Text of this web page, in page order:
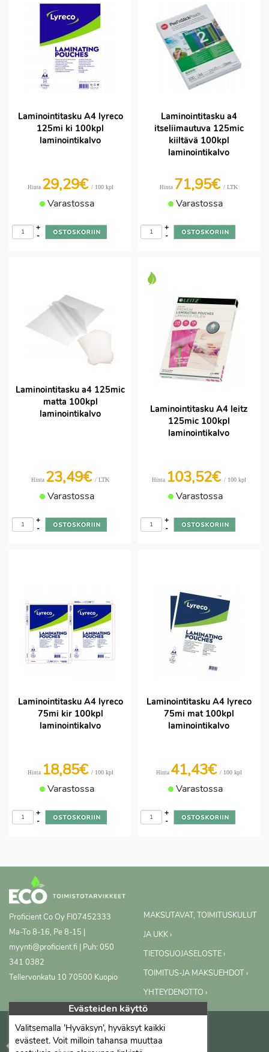
Laminointitasku A4 lyreco
125mi ki 100kpl
laminointikalvo
Hinta 29,29€ / 100 kpl
Varastossa
-
+
Laminointitasku a4
itseliimautuva 125mic
kiiltävä 100kpl
laminointikalvo
Hinta 71,95€ / LTK
Varastossa
-
+
Laminointitasku a4 125mic
matta 100kpl
laminointikalvo
Hinta 23,49€ / LTK
Varastossa
-
+
Laminointitasku A4 leitz
125mic 100kpl
laminointikalvo
Hinta 103,52€ / 100 kpl
Varastossa
-
+
Laminointitasku A4 lyreco
75mi kir 100kpl
laminointikalvo
Hinta 18,85€ / 100 kpl
Varastossa
-
+
Laminointitasku A4 lyreco
75mi mat 100kpl
laminointikalvo
Hinta 41,43€ / 100 kpl
Varastossa
-
+
Proficient Co Oy FI07452333
Ma-To 8-16, Pe 8-15 |
myynti@proficient.fi | Puh: 050
341 0382
Tellervonkatu 10 70500 Kuopio
MAKSUTAVAT, TOIMITUSKULUT
JA UKK ›
TIETOSUOJASELOSTE ›
TOIMITUS-JA MAKSUEHDOT ›
YHTEYDENOTTO ›
Evästeiden käyttö
Valitsemalla ’Hyväksyn’, hyväksyt kaikki
evästeet. Voit milloin tahansa muuttaa